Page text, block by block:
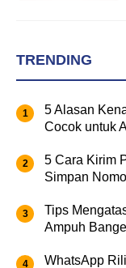
TRENDING
5 Alasan
Cocok untuk
5 Cara Kirim
Simpan
Tips
Ampuh
WhatsApp